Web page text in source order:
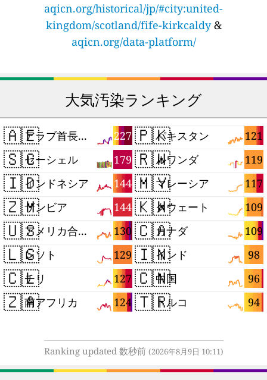
aqicn.org/historical/jp/#city:united-
kingdom/scotland/fife-kirkcaldy&
aqicn.org/data-platform/
大気汚染ランキング
🇦🇪 227
アラブ首長国連邦
🇸🇨 179
セーシェル
🇮🇩 144
インドネシア
🇿🇲 144
ザンビア
🇺🇸 130
アメリカ合衆国
🇱🇸 129
レソト
🇨🇱 127
チリ
🇿🇦 124
南アフリカ
🇵🇰 121
パキスタン
🇷🇼 119
ルワンダ
🇲🇾 117
マレーシア
🇰🇼 109
クウェート
🇨🇦 109
カナダ
🇮🇳 98
インド
🇨🇳 96
中国
🇹🇷 94
トルコ
Ranking updated 数秒前 (2026年8月9日 10:11)